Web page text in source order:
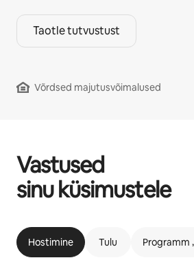
Taotle tutvustust
Võrdsed majutusvõimalused
Vastused
sinu küsimustele
Hostimine Tulu Programm